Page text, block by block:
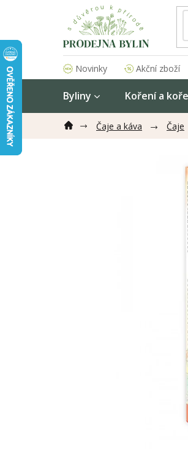
Novinky Akční zboží
Byliny Koření a
Čaje a káva Čaje